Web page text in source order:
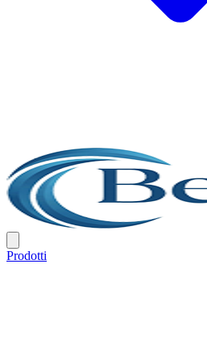
Prodotti